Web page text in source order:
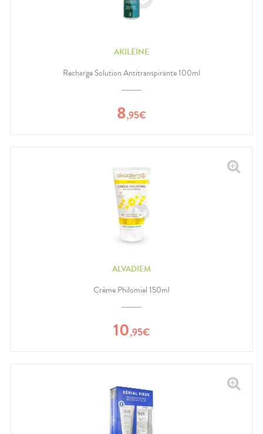
AKILEÏNE
Recharge Solution Antitranspirante 100ml
8,95€
ALVADIEM
Crème Philomiel 150ml
10,95€